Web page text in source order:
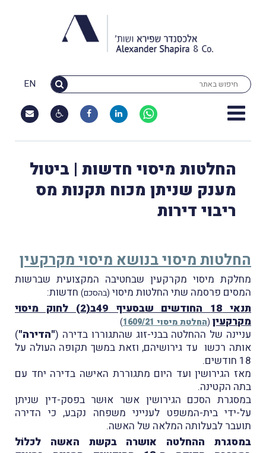
EN
החלטות מיסוי חדשות | ביטול
מענק שניתן מכוח תקנות מס
ריבוי דירות
החלטות מיסוי בנושא מיסוי מקרקעין
מחלקת מיסוי מקרקעין שבחטיבה המקצועית שברשות
המסים פרסמה שתי החלטות מיסוי (בהסכם) חדשות:
תנאי 18 החודשים שבסעיף 49ב(2) לחוק מיסוי
מקרקעין (החלטת מיסוי 1609/21 )
עניינה של ההחלטה בבני-זוג שהתגוררו בדירה ("הדירה")
אותה רכשו עד גירושיהם, וזאת במשך תקופה העולה על
18 חודשים.
מאז הגירושין ועד היום מתגוררת האישה בדירה יחד עם
בתה הקטינה.
במסגרת הסכם הגירושין אשר אוּשר בפסק-דין שניתן
על-ידי בית-המשפט לענייני משפחה נקבע, כי הדירה
תועבר לבעלותה המלאה של האשה.
במסגרת ההחלטה אושרה בקשת האשה לכלוֹל